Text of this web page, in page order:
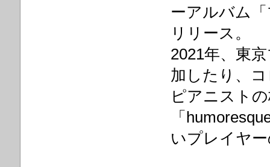
ーアルバム
リリース。
2021年、東
加したり、
ピアニスト
「
いプレイヤ